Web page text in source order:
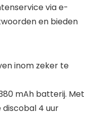
via e-
en bieden
inom zeker te
mAh batterij. Met
discobal 4 uur